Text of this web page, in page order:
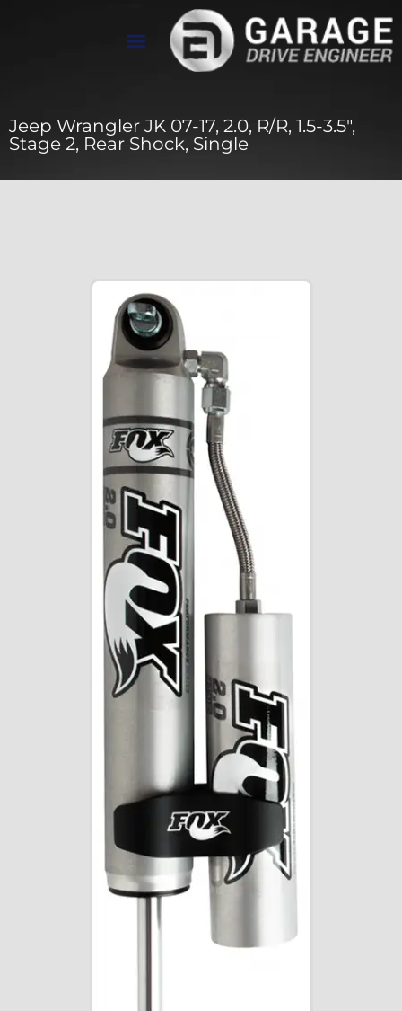
Jeep Wrangler JK 07-17, 2.0, R/R, 1.5-3.5″,
Stage 2, Rear Shock, Single